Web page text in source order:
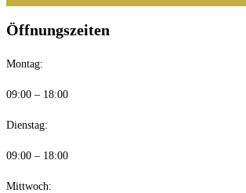
Öffnungszeiten
Montag:
09:00 – 18:00
Dienstag:
09:00 – 18:00
Mittwoch: